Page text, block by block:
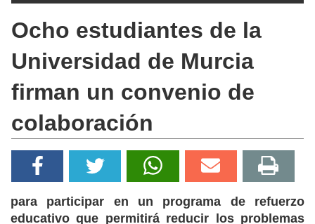
Ocho estudiantes de la
Universidad de Murcia
firman un convenio de
colaboración
para participar en un programa de refuerzo
educativo que permitirá reducir los problemas